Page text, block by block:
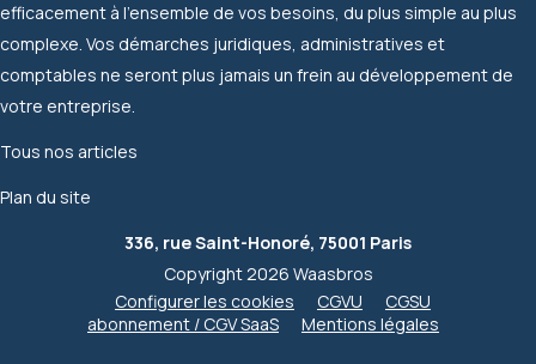
efficacement à l'ensemble de vos besoins, du plus simple au plus
complexe. Vos démarches juridiques, administratives et
comptables ne seront plus jamais un frein au développement de
votre entreprise.
Tous nos articles
Plan du site
336, rue Saint-Honoré, 75001 Paris
Copyright 2026 Waasbros
Configurer les cookies
CGVU
CGSU
abonnement / CGV SaaS
Mentions légales